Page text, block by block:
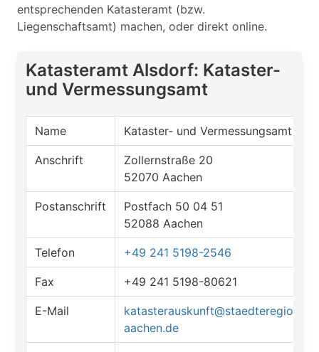
entsprechenden Katasteramt (bzw.
Liegenschaftsamt) machen, oder direkt online.
Katasteramt Alsdorf: Kataster-
und Vermessungsamt
Name Kataster- und Vermessungsamt
Anschrift
Zollernstraße 20
52070 Aachen
Postanschrift
Postfach 50 04 51
52088 Aachen
Telefon +49 241 5198-2546
Fax +49 241 5198-80621
E-Mail
katasterauskunft@staedteregion-
aachen.de